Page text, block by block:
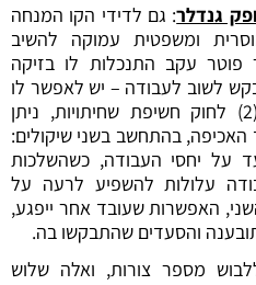
גנדלר: גם לדידי הקו המנחה
ומשפטית עמוקה להשיב
פוטר עקב התנכלות לו בזיקה
לשוב לעבודה – יש לאפשר לו
זאת. עם זאת, גם בסעיף 3(2) לחוק חשיפת שחיתויות, ניתן
בהתחשב בשני שיקולים:
על יחסי העבודה, כשהשלכות
עלולות להשפיע לרעה על
האפשרות שעובד אחר ייפגע,
והסעדים שהתבקשו בה.
מספר צורות, ואלה שלוש